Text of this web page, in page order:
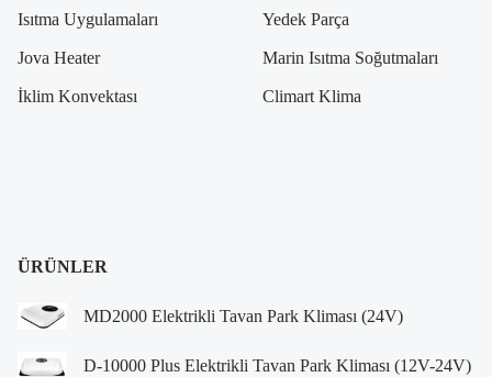
Isıtma Uygulamaları Yedek Parça
Jova Heater Marin Isıtma Soğutmaları
İklim Konvektası Climart Klima
ÜRÜNLER
MD2000 Elektrikli Tavan Park Kliması (24V)
D-10000 Plus Elektrikli Tavan Park Kliması (12V-24V)